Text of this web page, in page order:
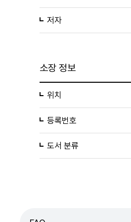
저자
소장 정보
위치
등록번호
도서 분류